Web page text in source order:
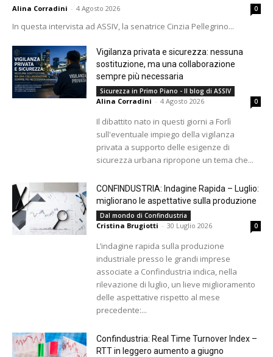
Alina Corradini - 4 Agosto 2026 0
In questa intervista ad ASSIV, la senatrice Cinzia Pellegrino...
Vigilanza privata e sicurezza: nessuna
sostituzione, ma una collaborazione
sempre più necessaria
Sicurezza in Primo Piano - Il blog di ASSIV
Alina Corradini - 4 Agosto 2026 0
Il dibattito nato in questi giorni a Forlì
sull'eventuale impiego della vigilanza
privata a supporto delle esigenze di
sicurezza urbana ripropone un tema che...
CONFINDUSTRIA: Indagine Rapida – Luglio:
migliorano le aspettative sulla produzione
Dal mondo di Confindustria
Cristina Brugiotti - 30 Luglio 2026 0
L’indagine rapida sulla produzione
industriale presso le grandi imprese
associate a Confindustria indica, nella
rilevazione di luglio, un lieve miglioramento
delle aspettative rispetto al mese
precedente:...
Confindustria: Real Time Turnover Index –
RTT in leggero aumento a giugno